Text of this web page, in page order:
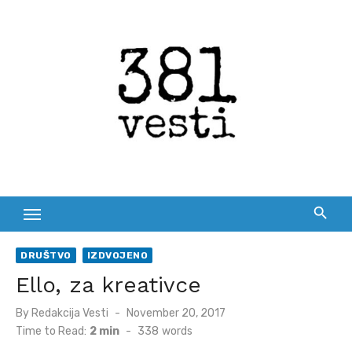
DRUŠTVO IZDVOJENO
Ello, za kreativce
By Redakcija Vesti
Posted
November 20, 2017
Time to Read: 2 min - 338 words